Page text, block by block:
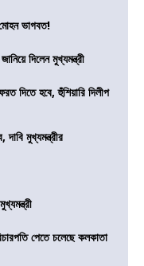
ভাগবত!
দিলেন মুখ্যমন্ত্রী
দিতে হবে, হুঁশিয়ারি দিলীপ
মুখ্যমন্ত্রীর
পেতে চলেছে কলকাতা